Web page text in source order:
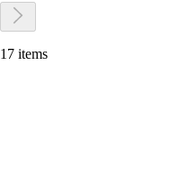
17 items